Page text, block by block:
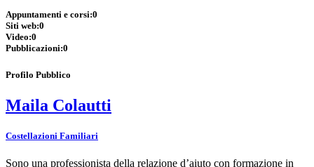
Appuntamenti e corsi:0
Siti web:0
Video:0
Pubblicazioni:0
Profilo Pubblico
Maila Colautti
Costellazioni Familiari
Sono una professionista della relazione d’aiuto con formazione in